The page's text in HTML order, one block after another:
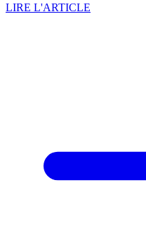
LIRE L'ARTICLE